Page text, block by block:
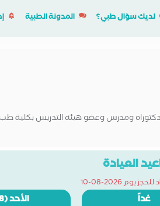
لديك سؤال طبي؟ المدونة الطبية
دكتوراه ومدرس وعضو هيئه التدريس بكلية
العيادة
يوم 2026-08-10
غداً الأحد(9/8)